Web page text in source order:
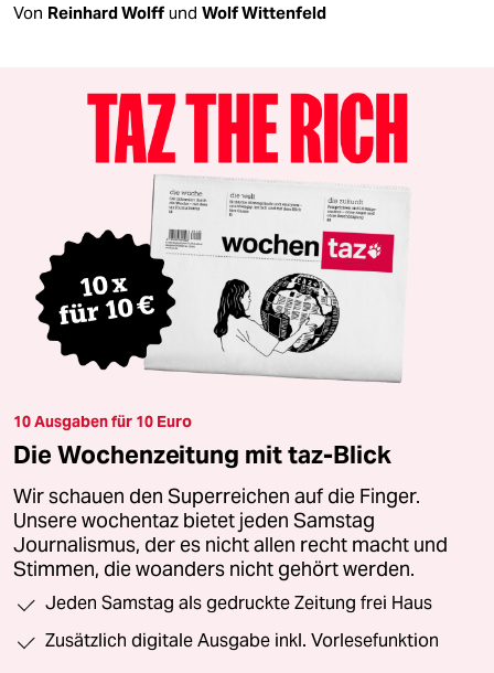
Von Reinhard Wolff und Wolf Wittenfeld
10 Ausgaben für 10 Euro
Die Wochenzeitung mit taz-Blick
Wir schauen den Superreichen auf die Finger.
Unsere wochentaz bietet jeden Samstag
Journalismus, der es nicht allen recht macht und
Stimmen, die woanders nicht gehört werden.
Jeden Samstag als gedruckte Zeitung frei Haus
Zusätzlich digitale Ausgabe inkl. Vorlesefunktion